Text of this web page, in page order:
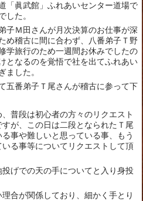
「眞武館」ふれあいセンター道場で
した。
子Ｍ田さんが月次決算のお仕事が深
め稽古に間に合わず、八番弟子Ｔ野
学旅行のため一週間お休みでしたの
となるのを覚悟で社を出てふれあい
ました。
五番弟子Ｔ尾さんが稽古に参って下
普段は初心者の方々のリクエスト
が、この日は二段となられたＴ尾
事や難しいと思っている事、もう
る事等についてリクエストして頂
げでの天の手についてと入り身投
合が関係しており、細かく手とり